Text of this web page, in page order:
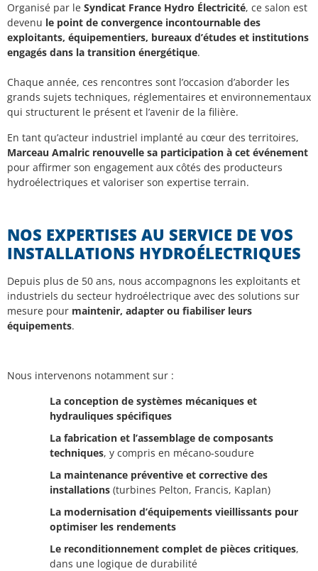
Organisé par le Syndicat France Hydro Électricité, ce salon est
devenu le point de convergence incontournable des
exploitants, équipementiers, bureaux d’études et institutions
engagés dans la transition énergétique.
Chaque année, ces rencontres sont l’occasion d’aborder les
grands sujets techniques, réglementaires et environnementaux
qui structurent le présent et l’avenir de la filière.
En tant qu’acteur industriel implanté au cœur des territoires,
Marceau Amalric renouvelle sa participation à cet événement
pour affirmer son engagement aux côtés des producteurs
hydroélectriques et valoriser son expertise terrain.
NOS EXPERTISES AU SERVICE DE VOS
INSTALLATIONS HYDROÉLECTRIQUES
Depuis plus de 50 ans, nous accompagnons les exploitants et
industriels du secteur hydroélectrique avec des solutions sur
mesure pour maintenir, adapter ou fiabiliser leurs
équipements.
Nous intervenons notamment sur :
La conception de systèmes mécaniques et
hydrauliques spécifiques
La fabrication et l’assemblage de composants
techniques, y compris en mécano-soudure
La maintenance préventive et corrective des
installations (turbines Pelton, Francis, Kaplan)
La modernisation d’équipements vieillissants pour
optimiser les rendements
Le reconditionnement complet de pièces critiques,
dans une logique de durabilité